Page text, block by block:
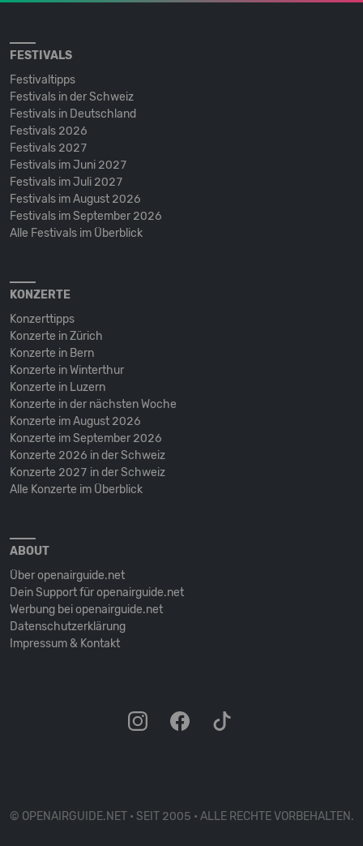
FESTIVALS
Festivaltipps
Festivals in der Schweiz
Festivals in Deutschland
Festivals 2026
Festivals 2027
Festivals im Juni 2027
Festivals im Juli 2027
Festivals im August 2026
Festivals im September 2026
Alle Festivals im Überblick
KONZERTE
Konzerttipps
Konzerte in Zürich
Konzerte in Bern
Konzerte in Winterthur
Konzerte in Luzern
Konzerte in der nächsten Woche
Konzerte im August 2026
Konzerte im September 2026
Konzerte 2026 in der Schweiz
Konzerte 2027 in der Schweiz
Alle Konzerte im Überblick
ABOUT
Über openairguide.net
Dein Support für openairguide.net
Werbung bei openairguide.net
Datenschutz­erklärung
Impressum & Kontakt
© OPENAIRGUIDE.NET • SEIT 2005 • ALLE RECHTE VORBEHALTEN.